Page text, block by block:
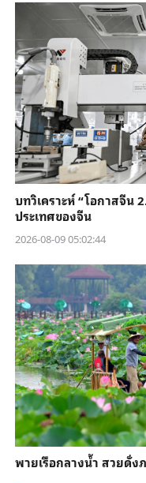
บทวิเคราะห์ “โอกาสจีน
ประเทศของจีน
2026-08-09 05:02:44
พายเรือกลางน้ำ สวยดั่ง